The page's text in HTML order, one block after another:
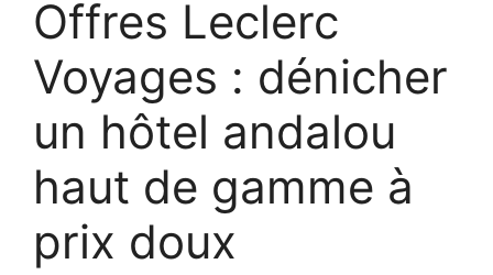
Offres Leclerc
Voyages : dénicher
un hôtel andalou
haut de gamme à
prix doux